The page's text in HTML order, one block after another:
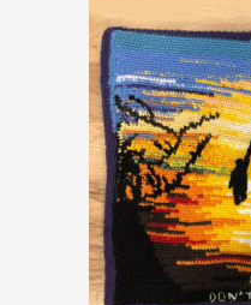
Arazzo